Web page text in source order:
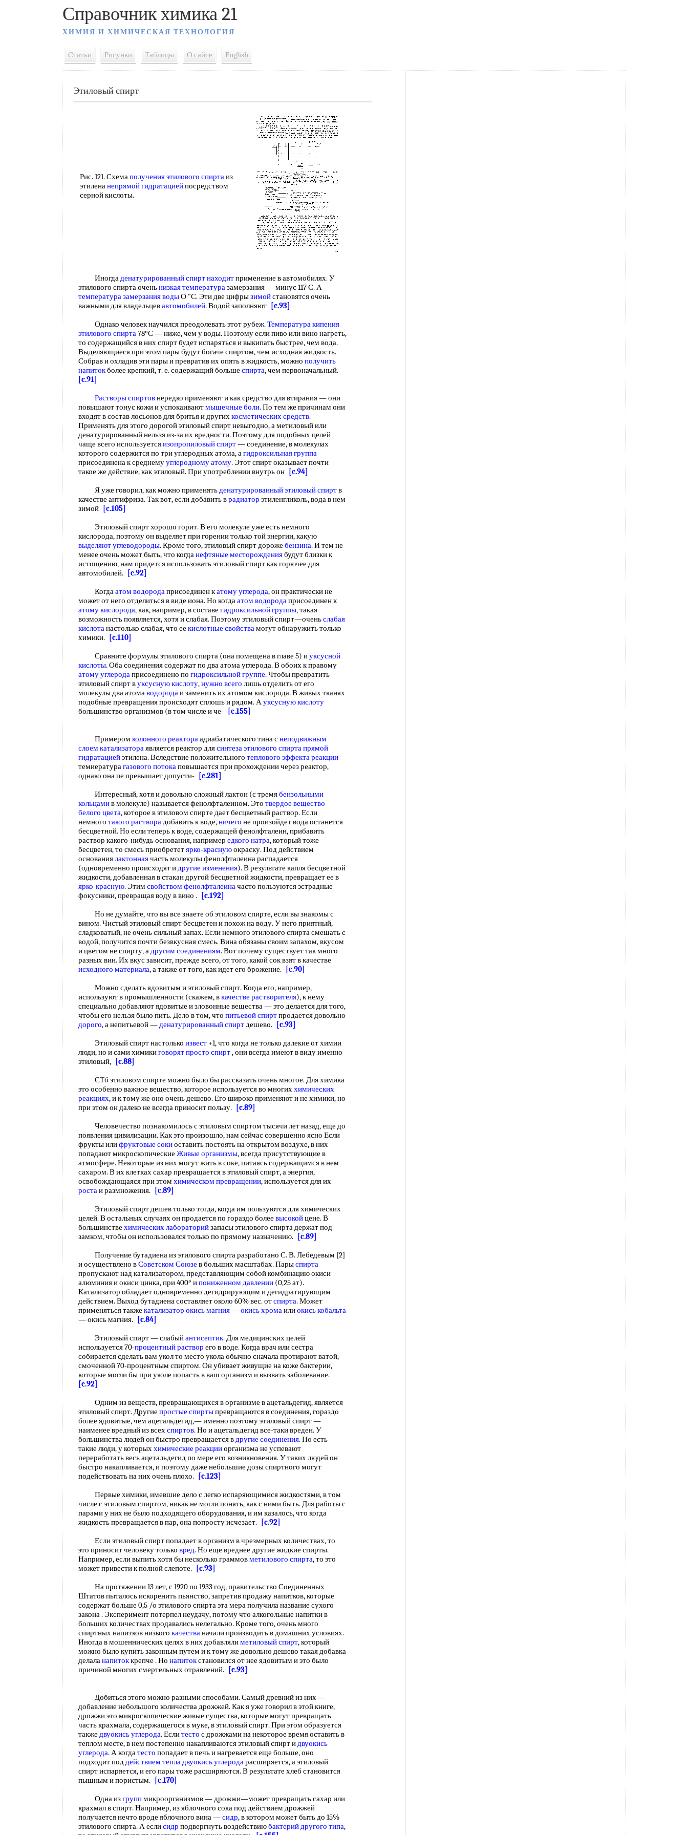
Справочник химика 21
ХИМИЯ И ХИМИЧЕСКАЯ ТЕХНОЛОГИЯ
Статьи Рисунки Таблицы О сайте English
Этиловый спирт
Рис. 121. Схемаполучения этилового спиртаиз
этиленанепрямой гидратациейпосредством
серной кислоты.
Иногдаденатурированный спиртнаходитприменение в автомобилях. У
этилового спирта оченьнизкая температуразамерзания — минус 117 С. А
температура замерзания водыО "С. Эти две цифрызимойстановятся очень
важными для владельцевавтомобилей. Водой заполняют
[c.93]
Однако человек научился преодолевать этот рубеж.Температура кипения
этилового спирта78°С — ниже, чем у воды. Поэтому если пиво или вино нагреть,
то содержащийся в них спирт будет испаряться и выкипать быстрее, чем вода.
Выделяющиеся при этом пары будут богаче спиртом, чем исходная жидкость.
Собрав и охладив эти пары и превратив их опять в жидкость, можно получить
напитокболее крепкий, т. е. содержащий больше спирта, чем первоначальный.
[c.91]
Растворы спиртовнередко применяют и как средство для втирания — они
повышают тонус кожи и успокаиваютмышечные боли. По тем же причинам они
входят в состав лосьонов для бритья и другихкосметических средств.
Применять для этого дорогой этиловый спирт невыгодно, а метиловый или
денатурированный нельзя из-за их вредности. Поэтому для подобных целей
чаще всего используетсяизопропиловый спирт— соединение, в молекулах
которого содержится по три углеродных атома, агидроксильная группа
присоединена к среднемууглеродному атому. Этот спирт оказывает почти
такое же действие, как этиловый. При употреблении внутрь он
[c.94]
Я уже говорил, как можно применятьденатурированный этиловый спиртв
качестве антифриза. Так вот, если добавить врадиатор этиленгликоль, вода в нем
зимой
[c.105]
Этиловый спирт хорошо горит. В его молекуле уже есть немного
кислорода, поэтому он выделяет при горении только той энергии, какую
выделяют углеводороды. Кроме того, этиловый спирт дороже бензина. И тем не
менее очень может быть, что когданефтяные месторождениябудут близки к
истощению, нам придется использовать этиловый спирт как горючее для
автомобилей.
[c.92]
Когдаатом водородаприсоединен катому углерода, он практически не
может от него отделиться в виде иона. Но когдаатом водородаприсоединен к
атому кислорода, как, например, в составе гидроксильной группы, такая
возможность появляется, хотя и слабая. Поэтому этиловый спирт—оченьслабая
кислотанастолько слабая, что ее кислотные свойствамогут обнаружить только
химики.
[c.110]
Сравните формулы этилового спирта (она помещена в главе 5) иуксусной
кислоты. Оба соединения содержат по два атома углерода. В обоих к правому
атому углеродаприсоединено по гидроксильной группе. Чтобы превратить
этиловый спирт вуксусную кислоту,нужно всего лишь отделить от его
молекулы два атомаводородаи заменить их атомом кислорода. В живых тканях
подобные превращения происходят сплошь и рядом. Ауксусную кислоту
большинство организмов (в том числе и че-
[c.155]
Примером колонного реактораадиабатического тина снеподвижным
слоем катализатораявляется реактор длясинтеза этилового спиртапрямой
гидратациейэтилена. Вследствие положительного теплового эффекта реакции
темиературагазового потокаповышается при прохождении через реактор,
однако она пе превышает допусти-
[c.281]
Интересный, хотя и довольно сложный лактон (с тремябензольными
кольцамив молекуле) называется фенолфталеином. Это твердое вещество
белого цвета, которое в этиловом спирте дает бесцветный раствор. Если
немного такого растворадобавить к воде,ничего не произойдет вода останется
бесцветной. Но если теперь к воде, содержащей фенолфталеин, прибавить
раствор какого-нибудь основания, например едкого натра, который тоже
бесцветен, то смесь приобрететярко-краснуюокраску. Под действием
основаниялактоннаячасть молекулы фенолфталеина распадается
(одновременно происходят идругие изменения). В результате капля бесцветной
жидкости, добавленная в стакан другой бесцветной жидкости, превращает ее в
ярко-красную. Этим свойством фенолфталеиначасто пользуются эстрадные
фокусники, превращая воду в вино .
[c.192]
Но не думайте, что вы все знаете об этиловом спирте, если вы знакомы с
вином. Чистый этиловый спирт бесцветен и похож на воду. У него приятный,
сладковатый, не очень сильный запах. Если немного этилового спирта смешать с
водой, получится почти безвкусная смесь. Вина обязаны своим запахом, вкусом
и цветом не спирту, адругим соединениям. Вот почему существует так много
разных вин. Их вкус зависит, прежде всего, от того, какой сок взят в качестве
исходного материала, а также от того, как идет его брожение.
[c.90]
Можно сделать ядовитым и этиловый спирт. Когда его, например,
используют в промышленности (скажем, вкачестве растворителя), к нему
специально добавляют ядовитые и зловонные вещества — это делается для того,
чтобы его нельзя было пить. Дело в том, что питьевой спиртпродается довольно
дорого, а непитьевой —денатурированный спиртдешево.
[c.93]
Этиловый спирт настолько извест +1, что когда не только далекие от химии
люди, но и сами химикиговорятпросто спирт, они всегда имеют в виду именно
этиловый,
[c.88]
СТб этиловом спирте можно было бы рассказать очень многое. Для химика
это особенно важное вещество, которое используется во многиххимических
реакциях, и к тому же оно очень дешево. Его широко применяют и не химики, но
при этом он далеко не всегда приносит пользу.
[c.89]
Человечество познакомилось с этиловым спиртом тысячи лет назад, еще до
появления цивилизации. Как это произошло, нам сейчас совершенно ясно Если
фрукты илифруктовые сокиоставить постоять на открытом воздухе, в них
попадают микроскопические Живые организмы, всегда присутствующие в
атмосфере. Некоторые из них могут жить в соке, питаясь содержащимся в нем
сахаром. В их клетках сахар превращается в этиловый спирт, а энергия,
освобождающаяся при этом химическом превращении, используется для их
ростаи размножения.
[c.89]
Этиловый спирт дешев только тогда, когда им пользуются для химических
целей. В остальных случаях он продается по гораздо более высокойцене. В
большинстве химических лабораторийзапасы этилового спирта держат под
замком, чтобы он использовался только по прямому назначению.
[c.89]
Получение бутадиена из этилового спирта разработано С. В. Лебедевым [2]
и осуществлено вСоветском Союзе в больших масштабах. Парыспирта
пропускают над катализатором, представляющим собой комбинацию окиси
алюминия и окиси цинка, при 400° ипониженном давлении (0,25 ат).
Катализатор обладает одновременно дегидрирующим и дегидратирующим
действием. Выход бутадиена составляет около 60% вес. отспирта. Может
применяться также катализатор окись магния—окись хромаилиокись кобальта
— окись магния.
[c.84]
Этиловый спирт — слабыйантисептик. Для медицинских целей
используется 70-процентный раствор его в воде. Когда врач или сестра
собирается сделать вам укол то место укола обычно сначала протирают ватой,
смоченной 70-процентным спиртом. Он убивает живущие на коже бактерии,
которые могли бы при уколе попасть в ваш организм и вызвать заболевание.
[c.92]
Одним из веществ, превращающихся в организме в ацетальдегид, является
этиловый спирт. Другие простые спиртыпревращаются в соединения, гораздо
более ядовитые, чем ацетальдегид,— именно поэтому этиловый спирт —
наименее вредный из всехспиртов. Но и ацетальдегид все-таки вреден. У
большинства людей он быстро превращается вдругие соединения. Но есть
такие люди, у которыххимические реакцииорганизма не успевают
переработать весь ацетальдегид по мере его возникновения. У таких людей он
быстро накапливается, и поэтому даже небольшие дозы спиртного могут
подействовать на них очень плохо.
[c.123]
Первые химики, имевшие дело с легко испаряющимися жидкостями, в том
числе с этиловым спиртом, никак не могли понять, как с ними быть. Для работы с
парами у них не было подходящего оборудования, и им казалось, что когда
жидкость превращается в пар, она попросту исчезает.
[c.92]
Если этиловый спирт попадает в организм в чрезмерных количествах, то
это приносит человеку только вред. Но еще вреднее другие жидкие спирты.
Например, если выпить хотя бы несколько граммовметилового спирта, то это
может привести к полной слепоте.
[c.93]
На протяжении 13 лет, с 1920 по 1933 год, правительство Соединенных
Штатов пыталось искоренить пьянство, запретив продажу напитков, которые
содержат больше 0,5 /о этилового спирта эта мера получила название сухого
закона . Эксперимент потерпел неудачу, потому что алкогольные напитки в
больших количествах продавались нелегально. Кроме того, очень много
спиртных напитков низкого качестваначали производить в домашних условиях.
Иногда в мошеннических целях в них добавлялиметиловый спирт, который
можно было купить законным путем и к тому же довольно дешево такая добавка
делаланапитоккрепче . Но напитокстановился от нее ядовитым и это было
причиной многих смертельных отравлений.
[c.93]
Добиться этого можно разными способами. Самый древний из них —
добавление небольшого количества дрожжей. Как я уже говорил в этой книге,
дрожжи это микроскопические живые существа, которые могут превращать
часть крахмала, содержащегося в муке, в этиловый спирт. При этом образуется
также двуокись углерода. Еслитесто с дрожжами на некоторое время оставить в
теплом месте, в нем постепенно накапливаются этиловый спирт идвуокись
углерода. А когдатесто попадает в печь и нагревается еще больше, оно
подходит поддействием тепладвуокись углеродарасширяется, а этиловый
спирт испаряется, и его пары тоже расширяются. В результате хлеб становится
пышным и пористым.
[c.170]
Одна изгруппмикроорганизмов — дрожжи—может превращать сахар или
крахмал в спирт. Например, из яблочного сока под действием дрожжей
получается нечто вроде яблочного вина —сидр, в котором может быть до 15%
этилового спирта. А еслисидр подвергнуть воздействиюбактерий другого типа,